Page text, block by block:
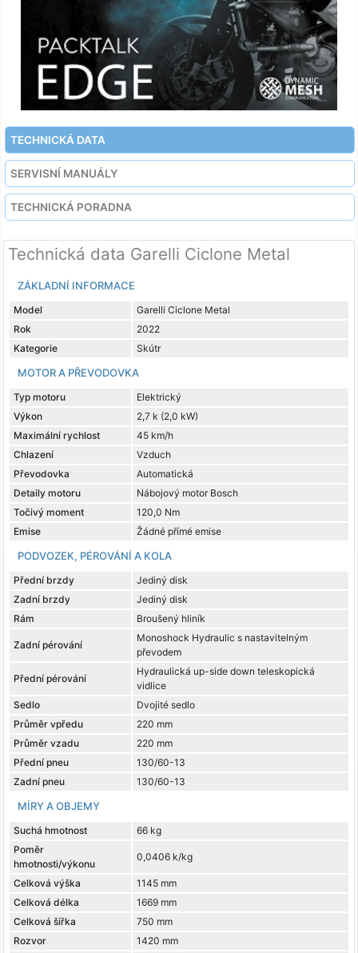
TECHNICKÁ DATA
SERVISNÍ MANUÁLY
TECHNICKÁ PORADNA
Technická data Garelli Ciclone Metal
ZÁKLADNÍ INFORMACE
Model
Garelli Ciclone Metal
Rok
2022
Kategorie
Skútr
MOTOR A PŘEVODOVKA
Typ motoru
Elektrický
Výkon
2,7 k (2,0 kW)
Maximální rychlost
45 km/h
Chlazení
Vzduch
Převodovka
Automatická
Detaily motoru
Nábojový motor Bosch
Točivý moment
120,0 Nm
Emise
Žádné přímé emise
PODVOZEK, PÉROVÁNÍ A KOLA
Přední brzdy
Jediný disk
Zadní brzdy
Jediný disk
Rám
Broušený hliník
Zadní pérování
Monoshock Hydraulic s nastavitelným
převodem
Přední pérování
Hydraulická up-side down teleskopická
vidlice
Sedlo
Dvojité sedlo
Průměr vpředu
220 mm
Průměr vzadu
220 mm
Přední pneu
130/60-13
Zadní pneu
130/60-13
MÍRY A OBJEMY
Suchá hmotnost
66 kg
Poměr
hmotnosti/výkonu
0,0406 k/kg
Celková výška
1145 mm
Celková délka
1669 mm
Celková šířka
750 mm
Rozvor
1420 mm